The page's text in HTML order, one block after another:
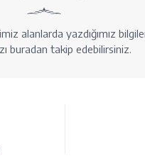
alanlarda yazdığımız
buradan takip edebilirsiniz.